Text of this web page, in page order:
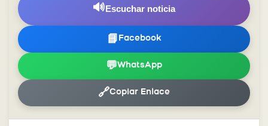
🔊Escuchar noticia
📘 Facebook
💬WhatsApp
🔗Copiar Enlace